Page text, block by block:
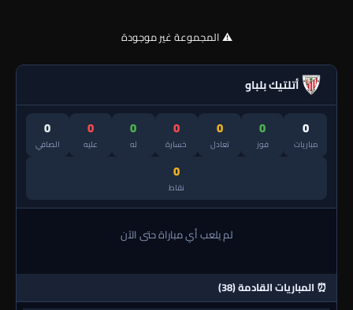
⚠️ المجموعة غير موجودة
أتلتيك بلباو
0
مباريات
0
فوز
0
تعادل
0
خسارة
0
له
0
عليه
0
الصافي
0
نقاط
لم يلعب أي مباراة حتى الآن
⏰ المباريات القادمة (38)